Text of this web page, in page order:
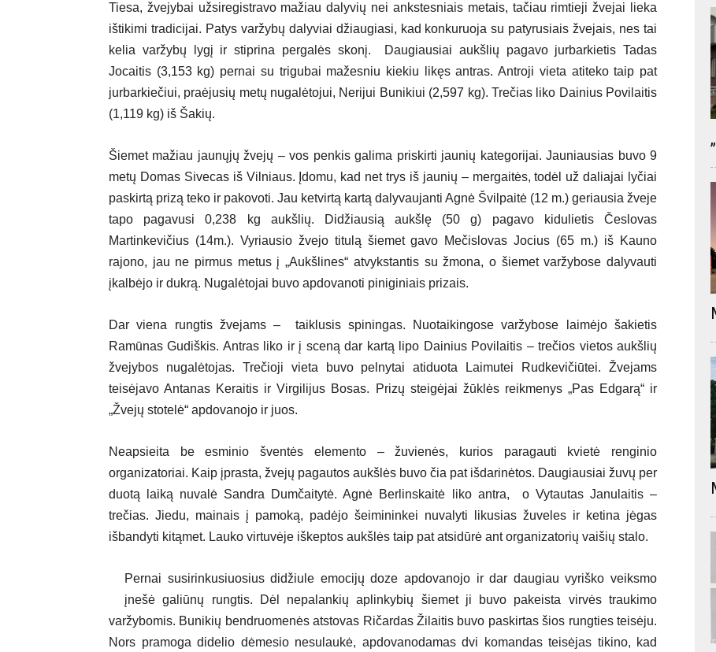
Tiesa, žvejybai užsiregistravo mažiau dalyvių nei ankstesniais metais, tačiau rimtieji žvejai lieka
ištikimi tradicijai. Patys varžybų dalyviai džiaugiasi, kad konkuruoja su patyrusiais žvejais, nes tai
kelia varžybų lygį ir stiprina pergalės skonį. Daugiausiai aukšlių pagavo jurbarkietis Tadas
Jocaitis (3,153 kg) pernai su trigubai mažesniu kiekiu likęs antras. Antroji vieta atiteko taip pat
jurbarkiečiui, praėjusių metų nugalėtojui, Nerijui Bunikiui (2,597 kg). Trečias liko Dainius Povilaitis
(1,119 kg) iš Šakių.
Šiemet mažiau jaunųjų žvejų – vos penkis galima priskirti jaunių kategorijai. Jauniausias buvo 9
metų Domas Sivecas iš Vilniaus. Įdomu, kad net trys iš jaunių – mergaitės, todėl už daliajai lyčiai
paskirtą prizą teko ir pakovoti. Jau ketvirtą kartą dalyvaujanti Agnė Švilpaitė (12 m.) geriausia žveje
tapo pagavusi 0,238 kg aukšlių. Didžiausią aukšlę (50 g) pagavo kidulietis Česlovas
Martinkevičius (14m.). Vyriausio žvejo titulą šiemet gavo Mečislovas Jocius (65 m.) iš Kauno
rajono, jau ne pirmus metus į „Aukšlines“ atvykstantis su žmona, o šiemet varžybose dalyvauti
įkalbėjo ir dukrą. Nugalėtojai buvo apdovanoti piniginiais prizais.
Dar viena rungtis žvejams – taiklusis spiningas. Nuotaikingose varžybose laimėjo šakietis
Ramūnas Gudiškis. Antras liko ir į sceną dar kartą lipo Dainius Povilaitis – trečios vietos aukšlių
žvejybos nugalėtojas. Trečioji vieta buvo pelnytai atiduota Laimutei Rudkevičiūtei. Žvejams
teisėjavo Antanas Keraitis ir Virgilijus Bosas. Prizų steigėjai žūklės reikmenys „Pas Edgarą“ ir
„Žvejų stotelė“ apdovanojo ir juos.
Neapsieita be esminio šventės elemento – žuvienės, kurios paragauti kvietė renginio
organizatoriai. Kaip įprasta, žvejų pagautos aukšlės buvo čia pat išdarinėtos. Daugiausiai žuvų per
duotą laiką nuvalė Sandra Dumčaitytė. Agnė Berlinskaitė liko antra, o Vytautas Janulaitis –
trečias. Jiedu, mainais į pamoką, padėjo šeimininkei nuvalyti likusias žuveles ir ketina jėgas
išbandyti kitąmet. Lauko virtuvėje iškeptos aukšlės taip pat atsidūrė ant organizatorių vaišių stalo.
Pernai susirinkusiuosius didžiule emocijų doze apdovanojo ir dar daugiau vyriško veiksmo
įnešė galiūnų rungtis. Dėl nepalankių aplinkybių šiemet ji buvo pakeista virvės traukimo
varžybomis. Bunikių bendruomenės atstovas Ričardas Žilaitis buvo paskirtas šios rungties teisėju.
Nors pramoga didelio dėmesio nesulaukė, apdovanodamas dvi komandas teisėjas tikino, kad